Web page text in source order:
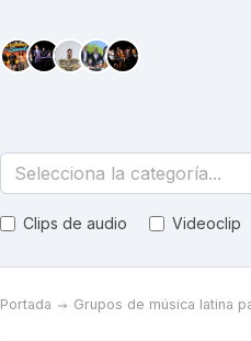
Selecciona la categoría...
Clips de audio Videoclip
Portada Grupos de música latina